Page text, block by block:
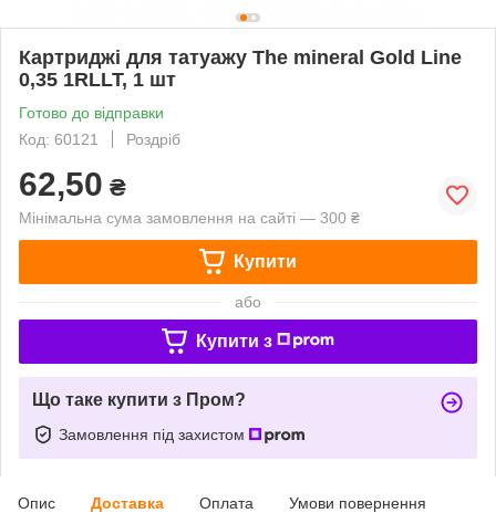
Картриджі для татуажу The mineral Gold Line
0,35 1RLLT, 1 шт
Готово до відправки
Код: 60121
Роздріб
62,50 ₴
Мінімальна сума замовлення на сайті — 300 ₴
Купити
або
Купити з
Що таке купити з Пром?
Замовлення під захистом
Опис Доставка Оплата Умови повернення